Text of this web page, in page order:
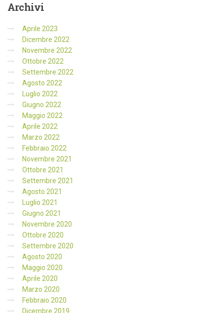
Archivi
Aprile 2023
Dicembre 2022
Novembre 2022
Ottobre 2022
Settembre 2022
Agosto 2022
Luglio 2022
Giugno 2022
Maggio 2022
Aprile 2022
Marzo 2022
Febbraio 2022
Novembre 2021
Ottobre 2021
Settembre 2021
Agosto 2021
Luglio 2021
Giugno 2021
Novembre 2020
Ottobre 2020
Settembre 2020
Agosto 2020
Maggio 2020
Aprile 2020
Marzo 2020
Febbraio 2020
Dicembre 2019